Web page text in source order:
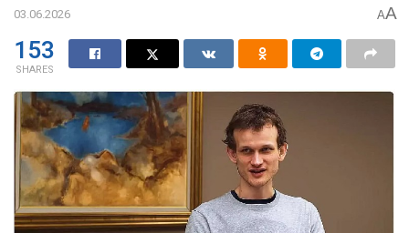
03.06.2026 AA
153
SHARES